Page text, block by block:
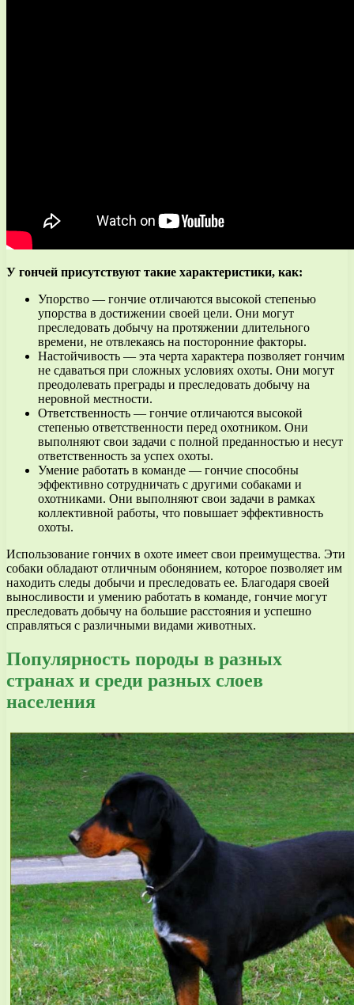
У гончей присутствуют такие характеристики, как:
Упорство — гончие отличаются высокой степенью
упорства в достижении своей цели. Они могут
преследовать добычу на протяжении длительного
времени, не отвлекаясь на посторонние факторы.
Настойчивость — эта черта характера позволяет гончим
не сдаваться при сложных условиях охоты. Они могут
преодолевать преграды и преследовать добычу на
неровной местности.
Ответственность — гончие отличаются высокой
степенью ответственности перед охотником. Они
выполняют свои задачи с полной преданностью и несут
ответственность за успех охоты.
Умение работать в команде — гончие способны
эффективно сотрудничать с другими собаками и
охотниками. Они выполняют свои задачи в рамках
коллективной работы, что повышает эффективность
охоты.
Использование гончих в охоте имеет свои преимущества. Эти
собаки обладают отличным обонянием, которое позволяет им
находить следы добычи и преследовать ее. Благодаря своей
выносливости и умению работать в команде, гончие могут
преследовать добычу на большие расстояния и успешно
справляться с различными видами животных.
Популярность породы в разных
странах и среди разных слоев
населения